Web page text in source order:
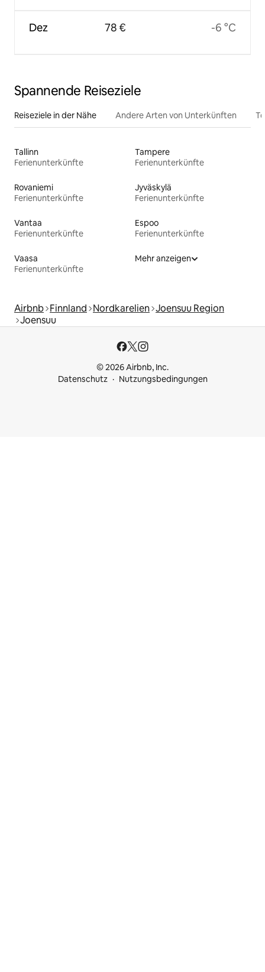
Dez 78 € -6 °C
Spannende Reiseziele
Reiseziele in der Nähe Andere Arten von Unterkünften
Tallinn
Ferienunterkünfte
Tampere
Ferienunterkünfte
Rovaniemi
Ferienunterkünfte
Jyväskylä
Ferienunterkünfte
Vantaa
Ferienunterkünfte
Espoo
Ferienunterkünfte
Vaasa
Ferienunterkünfte
Mehr anzeigen
Airbnb Finnland Nordkarelien Joensuu Region
Joensuu
© 2026 Airbnb, Inc.
Datenschutz
Nutzungsbedingungen